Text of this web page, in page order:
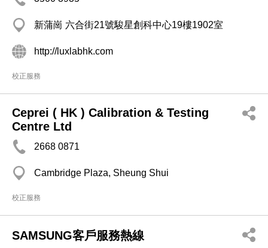
新蒲崗 六合街21號駿星創科中心19樓1902室
http://luxlabhk.com
校正服務
Ceprei ( HK ) Calibration & Testing
Centre Ltd
2668 0871
Cambridge Plaza, Sheung Shui
校正服務
SAMSUNG客戶服務熱線